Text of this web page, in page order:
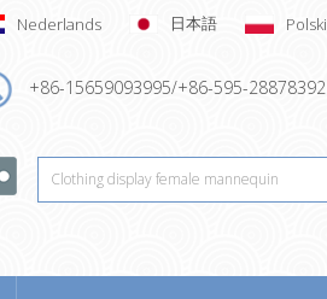
Nederlands 日本語 Polski
+86-15659093995/+86-595-28878392